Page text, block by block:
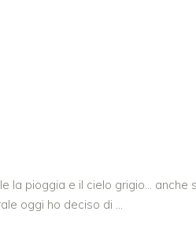
la pioggia e il cielo grigio…
oggi ho deciso di